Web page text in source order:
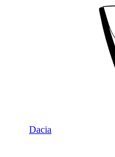
Dacia